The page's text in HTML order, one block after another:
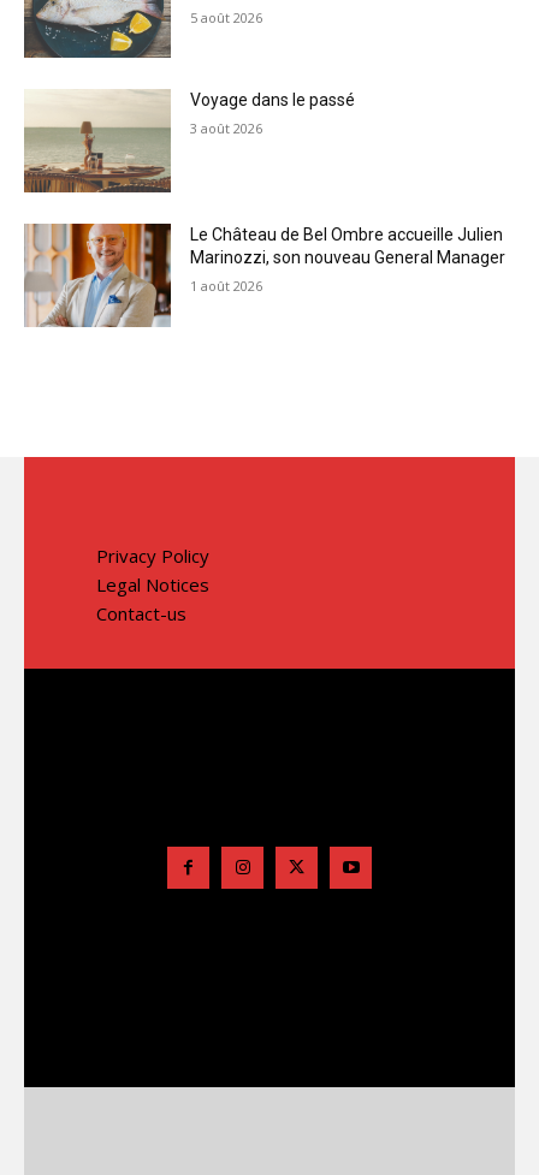
5 août 2026
Voyage dans le passé
3 août 2026
Le Château de Bel Ombre accueille Julien
Marinozzi, son nouveau General Manager
1 août 2026
Privacy Policy
Legal Notices
Contact-us